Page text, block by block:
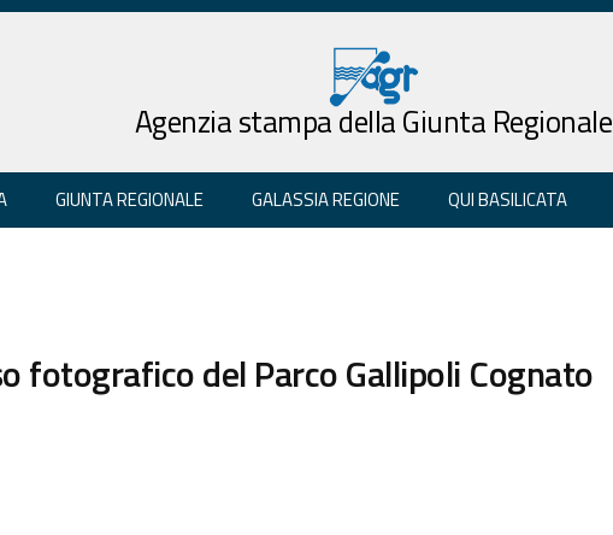
Agenzia stampa della Giunta Regionale
GIUNTA REGIONALE GALASSIA REGIONE QUI BASILICATA
fotografico del Parco Gallipoli Cognato